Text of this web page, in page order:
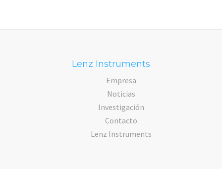
Lenz Instruments
Empresa
Noticias
Investigación
Contacto
Lenz Instruments